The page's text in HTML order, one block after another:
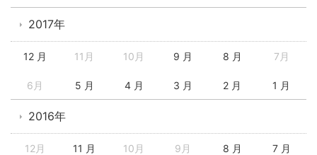
2017年
12 月 11月 10月 9 月 8 月 7月
6月 5 月 4 月 3 月 2 月 1 月
2016年
12月 11 月 10月 9月 8 月 7 月